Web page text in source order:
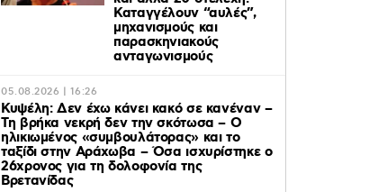
Καταγγέλουν “αυλές”,
μηχανισμούς και
παρασκηνιακούς
ανταγωνισμούς
05.08.2026 | 16:26
Κυψέλη: Δεν έχω κάνει κακό σε κανέναν –
Τη βρήκα νεκρή δεν την σκότωσα – Ο
ηλικιωμένος «συμβουλάτορας» και το
ταξίδι στην Αράχωβα – Όσα ισχυρίστηκε ο
26χρονος για τη δολοφονία της
Βρετανίδας